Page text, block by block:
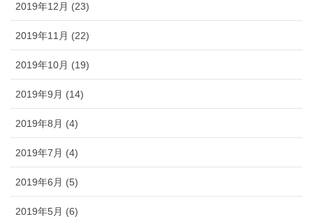
2019年12月 (23)
2019年11月 (22)
2019年10月 (19)
2019年9月 (14)
2019年8月 (4)
2019年7月 (4)
2019年6月 (5)
2019年5月 (6)